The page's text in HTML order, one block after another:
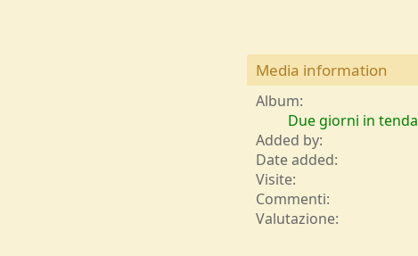
Media information
Album
Due giorni in
Added by
Date added
Visite
Commenti
Valutazione